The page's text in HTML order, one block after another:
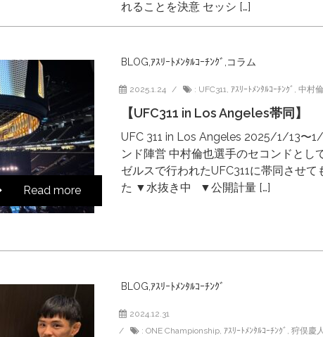
れることを決意 セッシ […]
Read more
BLOG ｱｽﾘｰﾄﾒﾝﾀﾙｺｰﾁﾝｸﾞ コラム
2025.1.24 : UFC311, ｱｽﾘｰﾄﾒﾝﾀﾙｺｰﾁﾝｸﾞ , 中村
【UFC311 in Los Angeles帯同】
UFC 311 in Los Angeles 2025/1/13〜
ンド陣営 中村倫也選手のセコンドとし
ゼルスで行われたUFC311に帯同させて
た ▼水抜き中 ▼公開計量 […]
BLOG ｱｽﾘｰﾄﾒﾝﾀﾙｺｰﾁﾝｸﾞ
2024.12.31
: ONE Championship, ｱｽﾘｰﾄﾒﾝﾀﾙｺｰﾁﾝｸﾞ , 狩俣慶人